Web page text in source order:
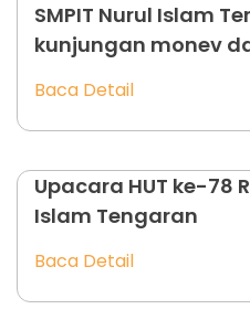
SMPIT Nurul Islam
kunjungan monev
Baca Detail
Upacara HUT ke-78
Islam Tengaran
Baca Detail